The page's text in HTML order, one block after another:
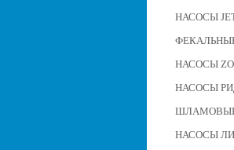
НАСОСЫ
НАСОСЫ
НАСОСЫ
НАСОСЫ